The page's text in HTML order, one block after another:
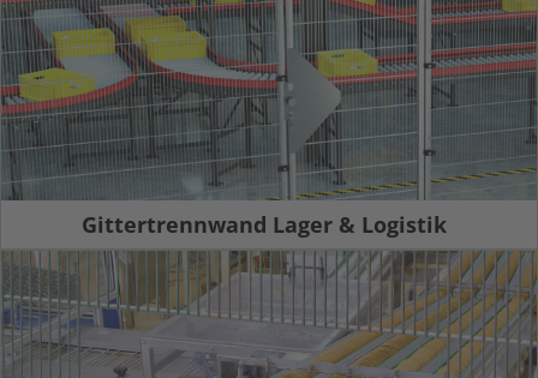
Gittertrennwand Lager & Logistik